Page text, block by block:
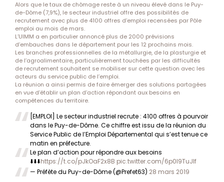
Alors que le taux de chômage reste à un niveau élevé dans le Puy-
de-Dôme (7,9%), le secteur industriel offre des possibilités de
recrutement avec plus de 4100 offres d’emploi recensées par Pôle
emploi au mois de mars.
L’UIMM a en particulier annoncé plus de 2000 prévisions
d’embauches dans le département pour les 12 prochains mois.
Les branches professionnelles de la métallurgie, de la plasturgie et
de l’agroalimentaire, particulièrement touchées par les difficultés
de recrutement souhaitent se mobiliser sur cette question avec les
acteurs du service public de l’emploi.
La réunion a ainsi permis de faire émerger des solutions partagées
en vue d’établir un plan d’action répondant aux besoins en
compétences du territoire.
[EMPLOI] Le secteur industriel recrute : 4100 offres à pourvoir
dans le Puy-de-Dôme. Ce chiffre est issu de la réunion du
Service Public de l’Emploi Départemental qui s’est tenue ce
matin en préfecture.
Le plan d’action pour répondre aux besoins
⬇️⬇️⬇️https://t.co/pJkOaF2x8B pic.twitter.com/6p0I9TuJIf
— Préfète du Puy-de-Dôme (@Prefet63) 28 mars 2019